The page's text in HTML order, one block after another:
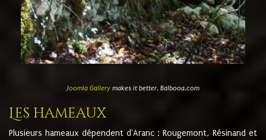
Joomla Gallerymakes it better. Balbooa.com
Les hameaux
Plusieurs hameaux dépendent d'Aranc : Rougemont, Résinand et